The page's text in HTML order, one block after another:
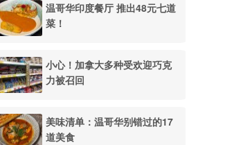
温哥华印度餐厅 推出48元七道
菜！
小心！加拿大多种受欢迎巧克
力被召回
美味清单：温哥华别错过的17
道美食